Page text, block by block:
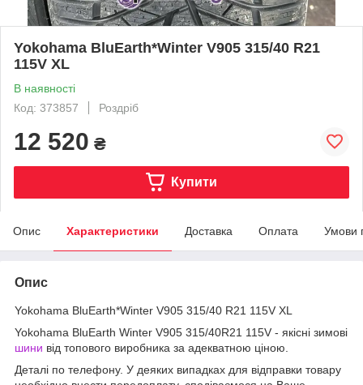
Yokohama BluEarth*Winter V905 315/40 R21
115V XL
В наявності
Код: 373857
Роздріб
12 520 ₴
Купити
Опис Характеристики Доставка Оплата Умови
Опис
Yokohama BluEarth*Winter V905 315/40 R21 115V XL
Yokohama BluEarth Winter V905 315/40R21 115V - якісні зимові
шини від топового виробника за адекватною ціною.
Деталі по телефону. У деяких випадках для відправки товару